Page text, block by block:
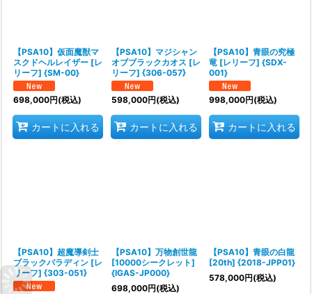
【PSA10】仮面魔獣マ
スクドヘルレイザー [レ
リーフ] {SM-00}
698,000円(税込)
カートに入れる
【PSA10】マジシャン
オブブラックカオス [レ
リーフ] {306-057}
598,000円(税込)
カートに入れる
【PSA10】青眼の究極
竜 [レリーフ] {SDX-
001}
998,000円(税込)
カートに入れる
【PSA10】超魔導剣士
ブラックパラディン [レ
リーフ] {303-051}
【PSA10】万物創世龍
[10000シークレット]
{IGAS-JP000}
698,000円(税込)
【PSA10】青眼の白龍
[20th] {2018-JPP01}
578,000円(税込)